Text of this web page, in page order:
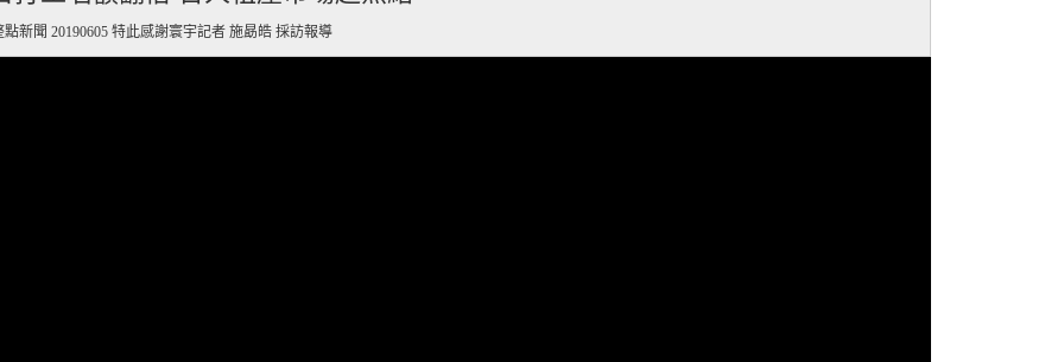
點新聞 20190605 特此感謝寰宇記者 施勗皓 採訪報導